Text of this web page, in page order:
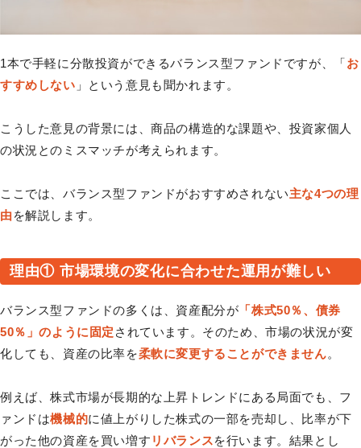
1本で手軽に分散投資ができるバランス型ファンドですが、「お
すすめしない 」という意見も聞かれます。
こうした意見の背景には、商品の構造的な課題や、投資家個人
の状況とのミスマッチが考えられます。
ここでは、バランス型ファンドがおすすめされない主な4つの理
由 を解説します。
理由① 市場環境の変化に合わせた運用が難しい
バランス型ファンドの多くは、資産配分が 「株式50％、債券
50％」のように固定 されています。そのため、市場の状況が変
化しても、資産の比率を柔軟に変更することができません。
例えば、株式市場が長期的な上昇トレンドにある局面でも、フ
ァンドは機械的に値上がりした株式の一部を売却し、比率が下
がった他の資産を買い増す リバランスを行います。結果とし